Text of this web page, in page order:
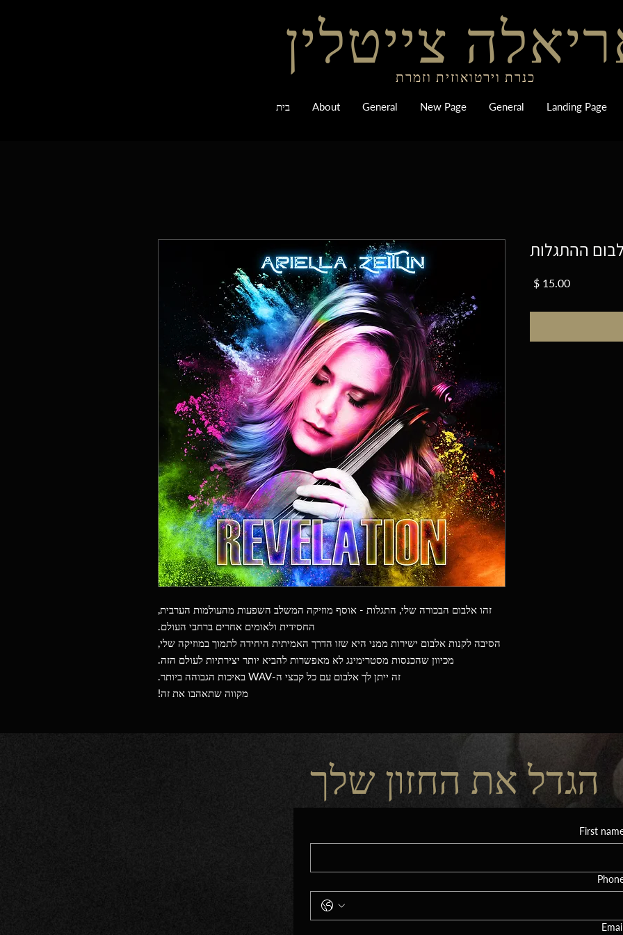
צייטלין
כנרת וירטואוזית וזמרת
בית About General New Page General Landing Page
זהו אלבום הבכורה שלי, התגלות - אוסף מוזיקה המשלב השפעות מהעולמות הערבית,
החסידית ולאומים אחרים ברחבי העולם.
הסיבה לקנות אלבום ישירות ממני היא שזו הדרך האמיתית היחידה לתמוך במוזיקה שלי,
מכיוון שהכנסות מסטרימינג לא מאפשרות להביא יותר יצירתיות לעולם הזה.
זה ייתן לך אלבום עם כל קבצי ה-WAV באיכות הגבוהה ביותר.
מקווה שתאהבו את זה!
ההתגלות
הגדל את החזון שלך
First